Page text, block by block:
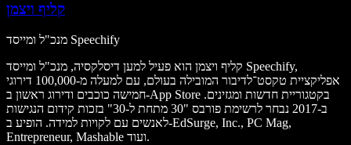
קליף ויצמן
מנכ"ל ומייסד Speechify
קליף ויצמן הוא פעיל למען דיסלקסיה, מנכ"ל ומייסד Speechify,
אפליקציית טקסט־לדיבור המובילה בעולם, עם למעלה מ-100,000 דירוגי
חמישה כוכבים ודירוג ראשון ב-App Store בקטגוריית חדשות ומגזינים.
ב-2017 נבחר לרשימת פורבס "30 מתחת ל-30" בזכות קידום הנגישות
לאנשים עם לקויות למידה. הופיע ב-EdSurge, Inc., PC Mag,
Entrepreneur, Mashable ועוד.